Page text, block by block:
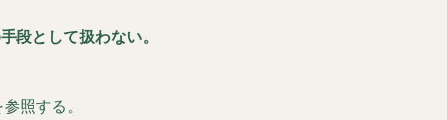
段として扱わない。
照する。